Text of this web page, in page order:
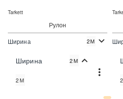
Рулон
Цена:
Tarkett
Ширина 2М
Ширина 2М
2М